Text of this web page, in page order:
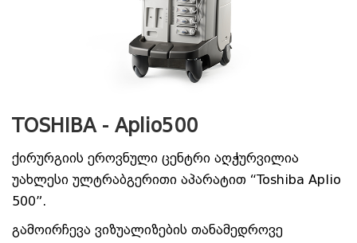
TOSHIBA - Aplio500
ქირურგიის ეროვნული ცენტრი აღჭურვილია
უახლესი ულტრაბგერითი აპარატით “Toshiba Aplio
500”.
გამოირჩევა ვიზუალიზების თანამედროვე